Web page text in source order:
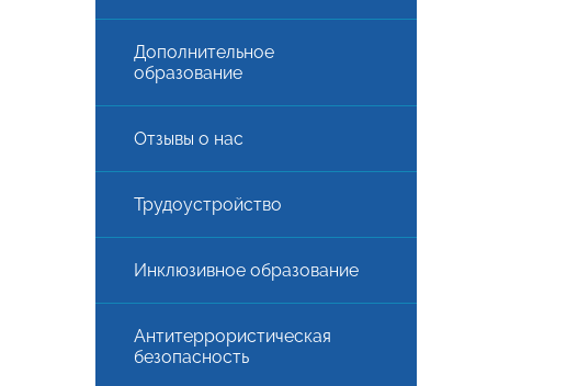
Дополнительное
образование
Отзывы о нас
Трудоустройство
Инклюзивное образование
Антитеррористическая
безопасность